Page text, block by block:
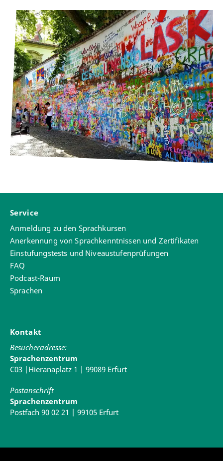
Service
Anmeldung zu den Sprachkursen
Anerkennung von Sprachkenntnissen und Zertifikaten
Einstufungstests und Niveaustufenprüfungen
FAQ
Podcast-Raum
Sprachen
Kontakt
Besucheradresse:
Sprachenzentrum
C03 |Hieranaplatz 1 | 99089 Erfurt
Postanschrift
Sprachenzentrum
Postfach 90 02 21 | 99105 Erfurt